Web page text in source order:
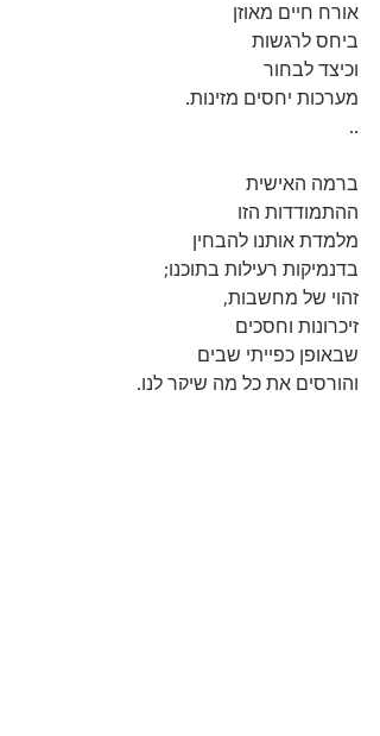
אורח חיים מאוזן
ביחס לרגשות
וכיצד לבחור
מערכות יחסים מזינות.
..
ברמה האישית
ההתמודדות הזו
מלמדת אותנו להבחין
בדנמיקות רעילות בתוכנו;
זהוי של מחשבות,
זיכרונות וחסכים
שבאופן כפייתי שבים
והורסים את כל מה שיקר לנו.